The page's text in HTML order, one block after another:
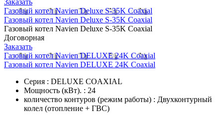
Газовый котел Navien Deluxe S-35K Coaxial
Газовый котел Navien Deluxe S-35K Coaxial
Газовый котел Navien Deluxe S-35K Coaxial
Договорная
Заказать
Газовый котел Navien DELUXE 24K Coaxial
Газовый котел Navien DELUXE 24K Coaxial
Серия : DELUXE COAXIAL
Мощность (кВт). : 24
количество контуров (режим работы) : Двухконтурный
колел (отопление + ГВС)